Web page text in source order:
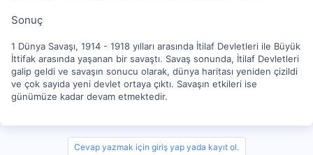
Sonuç
1 Dünya Savaşı, 1914 - 1918 yılları arasında İtilaf Devletleri ile Büyük
İttifak arasında yaşanan bir savaştı. Savaş sonunda, İtilaf Devletleri
galip geldi ve savaşın sonucu olarak, dünya haritası yeniden çizildi
ve çok sayıda yeni devlet ortaya çıktı. Savaşın etkileri ise
günümüze kadar devam etmektedir.
Cevap yazmak için giriş yap yada kayıt ol.